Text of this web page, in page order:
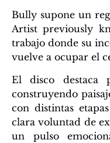
Bully supone un
Artist previously
trabajo donde su
vuelve a ocupar el
El disco destaca
construyendo
con distintas
clara voluntad de
un pulso